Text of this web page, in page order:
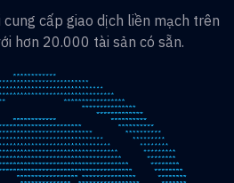
cấp giao dịch liền mạch trên
hơn 20.000 tài sản có sẵn.